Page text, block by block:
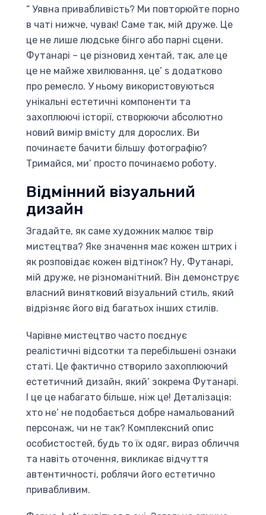
“ Уявна привабливість? Ми повторюйте порно
в чаті нижче, чувак! Саме так, мій друже. Це
це не лише людське бінго або парні сцени.
Футанарі – це різновид хентай, так, але це
це не майже хвилювання, це’ s додатково
про ремесло. У ньому використовуються
унікальні естетичні компоненти та
захоплюючі історії, створюючи абсолютно
новий вимір вмісту для дорослих. Ви
починаєте бачити більшу фотографію?
Тримайся, ми’ просто починаємо роботу.
Відмінний візуальний
дизайн
Згадайте, як саме художник малює твір
мистецтва? Яке значення має кожен штрих і
як розповідає кожен відтінок? Ну, Футанарі,
мій друже, не різноманітний. Він демонструє
власний винятковий візуальний стиль, який
відрізняє його від багатьох інших стилів.
Чарівне мистецтво часто поєднує
реалістичні відсотки та перебільшені ознаки
статі. Це фактично створило захоплюючий
естетичний дизайн, який’ зокрема Футанарі.
І це це набагато більше, ніж це! Деталізація:
хто не’ не подобається добре намальований
персонаж, чи не так? Комплексний опис
особистостей, будь то їх одяг, вираз обличчя
та навіть оточення, викликає відчуття
автентичності, роблячи його естетично
привабливим.